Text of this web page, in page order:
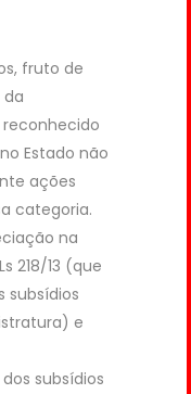
fruto de
Estado não
ações
categoria.
na
218/13 (que
subsídios
e
subsídios